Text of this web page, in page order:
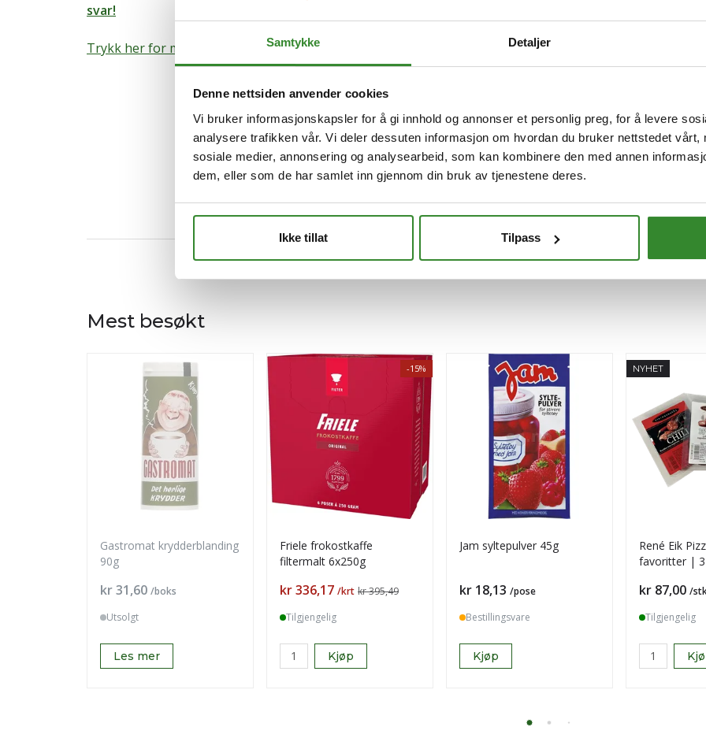
Samtykke Detaljer
Denne nettsiden anvender cookies
Vi bruker informasjonskapsler for å gi innhold og annonser et personlig preg, for å levere
analysere trafikken vår. Vi deler dessuten informasjon om hvordan du bruker nettstedet vårt,
sosiale medier, annonsering og analysearbeid, som kan kombinere den med annen
dem, eller som de har samlet inn gjennom din bruk av tjenestene deres.
Ikke tillat Tilpass
svar!
Trykk her for mer informasjon om varen.
Mest besøkt
Gastromat krydderblanding
90g
Pris
kr 31,60 /boks
Utsolgt
Les mer
-15%
Friele frokostkaffe
filtermalt 6x250g
Pris
kr 336,17 /krt kr 395,49
Tilgjengelig
Kjøp
Jam syltepulver 45g
Pris
kr 18,13 /pose
Bestillingsvare
Kjøp
NYHET
René Eik
favoritter | 3
Pris
kr 87,00 /
Tilgjengelig